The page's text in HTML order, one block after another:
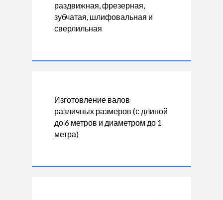
раздвижная, фрезерная,
зубчатая, шлифовальная и
сверлильная
Изготовление валов
различных размеров (с длиной
до 6 метров и диаметром до 1
метра)